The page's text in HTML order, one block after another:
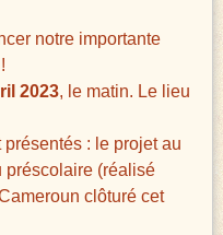
notre importante
2023, le matin. Le lieu
: le projet au
préscolaire (réalisé
clôturé cet